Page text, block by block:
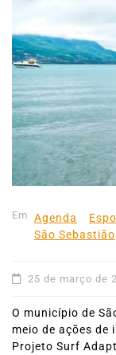
Em Agenda
São Sebastião
25 de março de
O município de
meio de ações de
Projeto Surf